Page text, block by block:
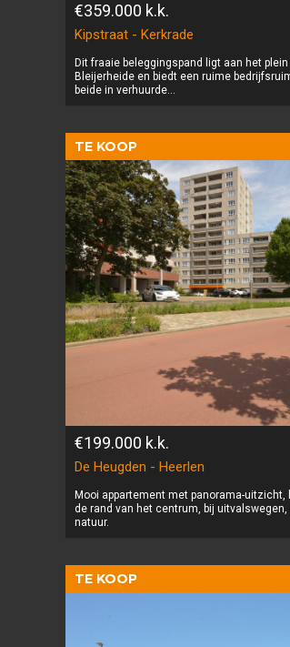
€359.000 k.k.
Kipstraat - Kerkrade
Dit fraaie beleggingspand ligt aan het
Bleijerheide en biedt een ruime
beide in verhuurde...
TE KOOP
€199.000 k.k.
De Heugden - Heerlen
Mooi appartement met panorama-uitzicht,
de rand van het centrum, bij
natuur.
TE KOOP